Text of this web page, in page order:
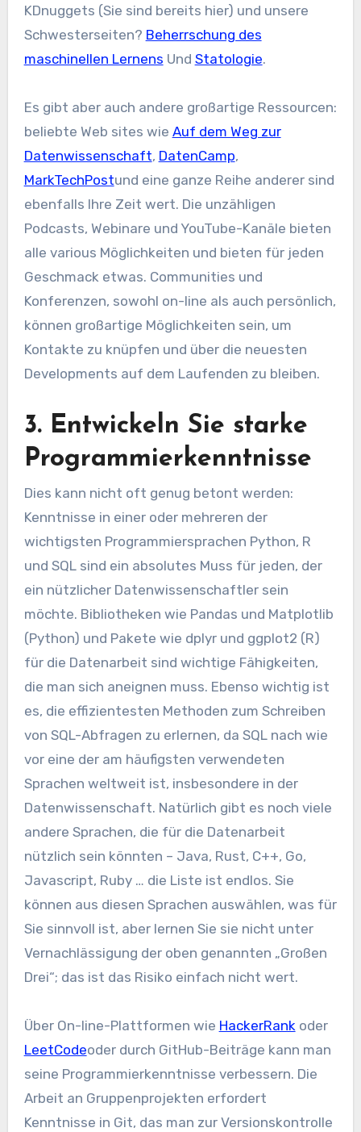
KDnuggets (Sie sind bereits hier) und unsere
Schwesterseiten? Beherrschung des
maschinellen Lernens Und Statologie.
Es gibt aber auch andere großartige Ressourcen:
beliebte Web sites wie Auf dem Weg zur
Datenwissenschaft, DatenCamp,
MarkTechPostund eine ganze Reihe anderer sind
ebenfalls Ihre Zeit wert. Die unzähligen
Podcasts, Webinare und YouTube-Kanäle bieten
alle various Möglichkeiten und bieten für jeden
Geschmack etwas. Communities und
Konferenzen, sowohl on-line als auch persönlich,
können großartige Möglichkeiten sein, um
Kontakte zu knüpfen und über die neuesten
Developments auf dem Laufenden zu bleiben.
3. Entwickeln Sie starke
Programmierkenntnisse
Dies kann nicht oft genug betont werden:
Kenntnisse in einer oder mehreren der
wichtigsten Programmiersprachen Python, R
und SQL sind ein absolutes Muss für jeden, der
ein nützlicher Datenwissenschaftler sein
möchte. Bibliotheken wie Pandas und Matplotlib
(Python) und Pakete wie dplyr und ggplot2 (R)
für die Datenarbeit sind wichtige Fähigkeiten,
die man sich aneignen muss. Ebenso wichtig ist
es, die effizientesten Methoden zum Schreiben
von SQL-Abfragen zu erlernen, da SQL nach wie
vor eine der am häufigsten verwendeten
Sprachen weltweit ist, insbesondere in der
Datenwissenschaft. Natürlich gibt es noch viele
andere Sprachen, die für die Datenarbeit
nützlich sein könnten – Java, Rust, C++, Go,
Javascript, Ruby … die Liste ist endlos. Sie
können aus diesen Sprachen auswählen, was für
Sie sinnvoll ist, aber lernen Sie sie nicht unter
Vernachlässigung der oben genannten „Großen
Drei“; das ist das Risiko einfach nicht wert.
Über On-line-Plattformen wie HackerRankoder
LeetCodeoder durch GitHub-Beiträge kann man
seine Programmierkenntnisse verbessern. Die
Arbeit an Gruppenprojekten erfordert
Kenntnisse in Git, das man zur Versionskontrolle